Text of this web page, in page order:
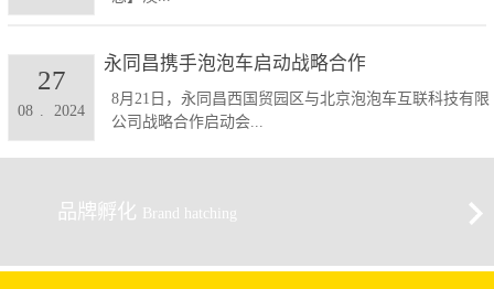
永同昌携手泡泡车启动战略合作
8月21日，永同昌西国贸园区与北京泡泡车互联科技有限
公司战略合作启动会...
08 . 2024
27
品牌孵化 Brand hatching